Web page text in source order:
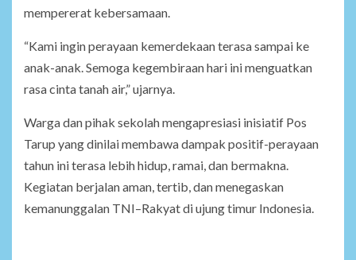
mempererat kebersamaan.
“Kami ingin perayaan kemerdekaan terasa sampai ke
anak-anak. Semoga kegembiraan hari ini menguatkan
rasa cinta tanah air,” ujarnya.
Warga dan pihak sekolah mengapresiasi inisiatif Pos
Tarup yang dinilai membawa dampak positif-perayaan
tahun ini terasa lebih hidup, ramai, dan bermakna.
Kegiatan berjalan aman, tertib, dan menegaskan
kemanunggalan TNI–Rakyat di ujung timur Indonesia.